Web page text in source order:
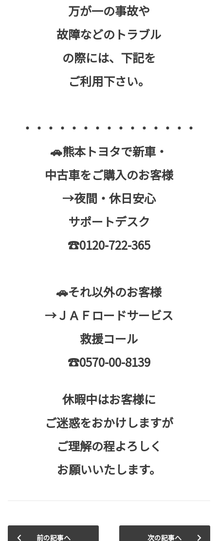
万が一の事故や
故障などのトラブル
の際には、下記を
ご利用下さい。
・・・・・・・・・・・・・・・
🚗熊本トヨタで新車・
中古車をご購入のお客様
→夜間・休日安心
サポートデスク
☎0120-722-365
🚗それ以外のお客様
→ＪＡＦロードサービス
救援コール
☎0570-00-8139
休暇中はお客様に
ご迷惑をおかけしますが
ご理解の程よろしく
お願いいたします。
前の記事へ 次の記事へ